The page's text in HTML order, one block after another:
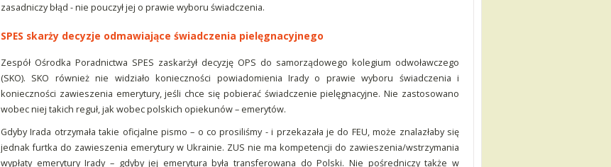
zasadniczy błąd - nie pouczył jej o prawie wyboru świadczenia.
SPES skarży decyzje odmawiające świadczenia pielęgnacyjnego
Zespół Ośrodka Poradnictwa SPES zaskarżył decyzję OPS do samorządowego kolegium odwoławczego
(SKO). SKO również nie widziało konieczności powiadomienia Irady o prawie wyboru świadczenia i
konieczności zawieszenia emerytury, jeśli chce się pobierać świadczenie pielęgnacyjne. Nie zastosowano
wobec niej takich reguł, jak wobec polskich opiekunów – emerytów.
Gdyby Irada otrzymała takie oficjalne pismo – o co prosiliśmy - i przekazała je do FEU, może znalazłaby się
jednak furtka do zawieszenia emerytury w Ukrainie. ZUS nie ma kompetencji do zawieszenia/wstrzymania
wypłaty emerytury Irady – gdyby jej emerytura była transferowana do Polski. Nie pośredniczy także w